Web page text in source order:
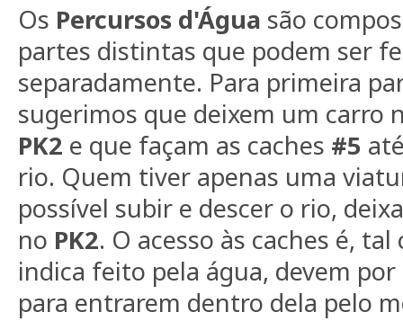
Os Percursos d'Água são
partes distintas que podem ser
separadamente. Para primeira
sugerimos que deixem um carro
PK2 e que façam as caches #5
rio. Quem tiver apenas uma
possível subir e descer o rio,
no PK2. O acesso às caches é,
indica feito pela água, devem
para entrarem dentro dela pelo